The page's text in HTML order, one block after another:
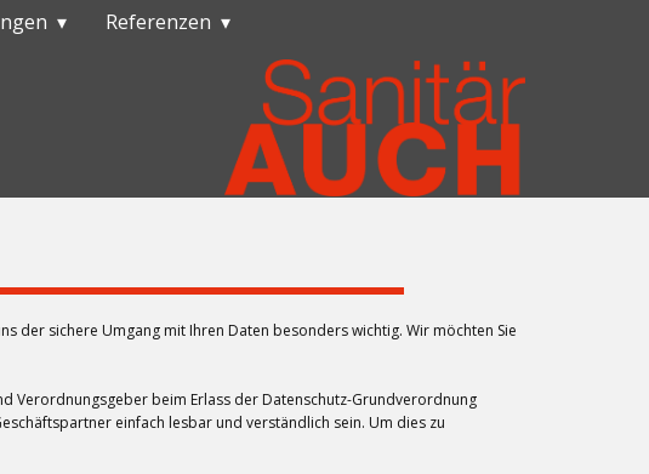
Referenzen
der sichere Umgang mit Ihren Daten besonders wichtig. Wir möchten Sie
Verordnungsgeber beim Erlass der Datenschutz-Grundverordnung
einfach lesbar und verständlich sein. Um dies zu